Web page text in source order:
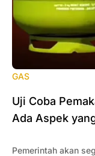
GAS
Uji Coba
Ada Aspek
Pemerintah akan